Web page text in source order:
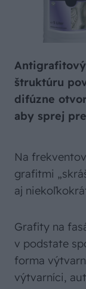
štruktúru
difúzne
aby sprej
Na
grafitmi
aj
Grafity na
v podstate
forma
výtvarníci,